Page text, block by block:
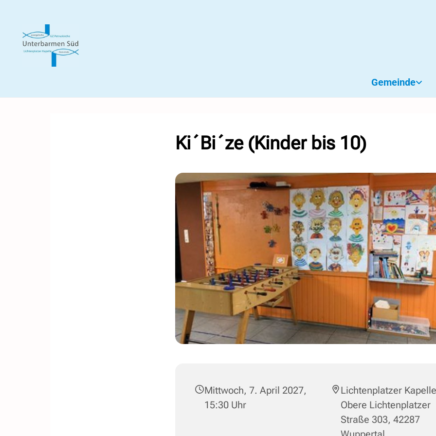
Gemeinde
Ki´Bi´ze (Kinder bis 10)
Mittwoch, 7. April 2027,
15:30 Uhr
Lichtenplatzer
Obere Lichtenplatzer
Straße 303, 42287